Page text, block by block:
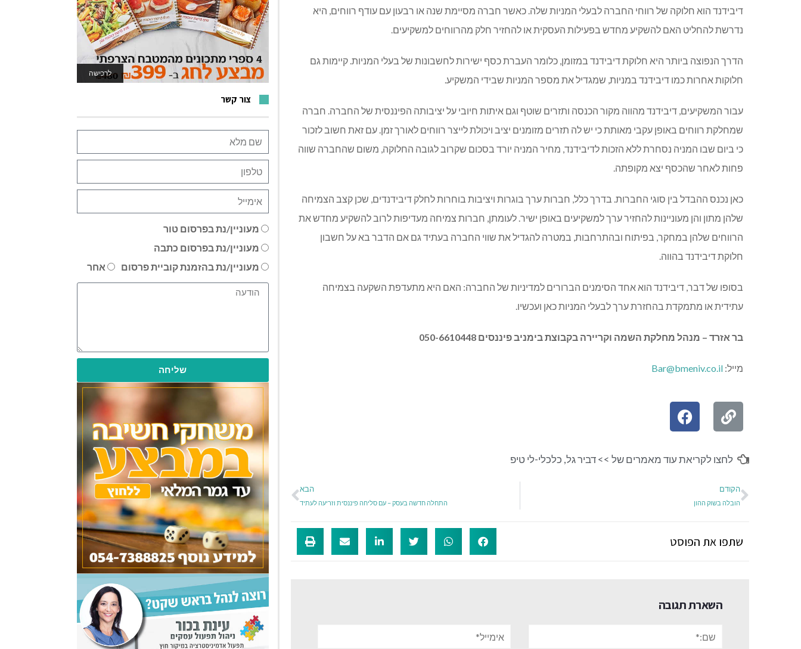
דיבידנד הוא חלוקה של רווחי החברה לבעלי המניות שלה. כאשר חברה מסיימת שנה או רבעון עם עודף רווחים, היא
נדרשת להחליט האם להשקיע מחדש בפעילות העסקית או להחזיר חלק מהרווחים למשקיעים.
הדרך הנפוצה ביותר היא חלוקת דיבידנד במזומן, כלומר העברת כסף ישירות לחשבונות של בעלי המניות. קיימות גם
חלוקות אחרות כמו דיבידנד במניות, שמגדיל את מספר המניות שבידי המשקיע.
עבור המשקיעים, דיבידנד מהווה מקור הכנסה ותזרים שוטף וגם איתות חיובי על יציבותה הפיננסית של החברה. חברה
שמחלקת רווחים באופן עקבי מאותת כי יש לה תזרים מזומנים יציב ויכולת לייצר רווחים לאורך זמן. עם זאת חשוב לזכור
כי ביום שבו המניה נסחרת ללא הזכות לדיבידנד, מחיר המניה יורד בסכום שקרוב לגובה החלוקה, משום שהחברה שווה
פחות לאחר שהכסף יצא מקופתה.
כאן נכנס ההבדל בין סוגי החברות. בדרך כלל, חברות ערך בוגרות ויציבות בוחרות לחלק דיבידנדים, שכן קצב הצמיחה
שלהן מתון והן מעוניינות להחזיר ערך למשקיעים באופן ישיר. לעומתן, חברות צמיחה מעדיפות לרוב להשקיע מחדש את
הרווחים שלהן במחקר, בפיתוח ובהתרחבות, במטרה להגדיל את שווי החברה בעתיד גם אם הדבר בא על חשבון
חלוקת דיבידנד בהווה.
בסופו של דבר, דיבידנד הוא אחד הסימנים הברורים למדיניות של החברה: האם היא מתעדפת השקעה בצמיחה
עתידית או מתמקדת בהחזרת ערך לבעלי המניות כאן ועכשיו.
בר אזרד – מנהל מחלקת השמה וקריירה בקבוצת בימניב פיננסים 050-6610448
מייל:
Bar@bmeniv.co.il
לחצו לקריאת עוד מאמרים של >>דביר גל, כלכלי-לי טיפ
הקודם
הובלה בשוק ההון
הבא
התחלה חדשה בעסק – עם סליחה פיננסית וזריעה לעתיד
שתפו את הפוסט
השארת תגובה
לרכישה
לאתר המשחקים
צור קשר
מעוניין/נת בפרסום טור
מעוניין/נת בפרסום כתבה
מעוניין/נת בהזמנת קוביית פרסום
אחר
שליחה